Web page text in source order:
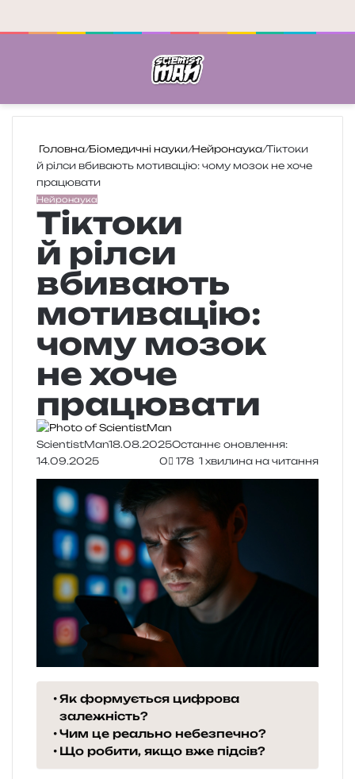
Головна/Біомедичні науки/Нейронаука/Тіктоки
й рілси вбивають мотивацію: чому мозок не хоче
працювати
Нейронаука
Тіктоки
й рілси
вбивають
мотивацію:
чому мозок
не хоче
працювати
ScientistMan18.08.2025Останнє оновлення:
14.09.2025
0 178 1 хвилина на читання
Як формується цифрова
залежність?
Чим це реально небезпечно?
Що робити, якщо вже підсів?